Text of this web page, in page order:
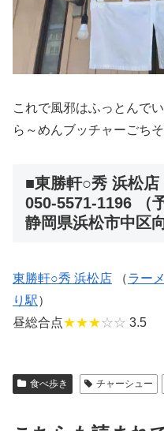
これで風邪はふっとんでい
ら～めんブッチャーごちそ
■東勝軒○秀 浜松店
050-5571-1196 （
静岡県浜松市中区
東勝軒○秀 浜松店 （ラー
り駅）
昼総合点★★★☆☆ 3.5
食べ歩き チャーシュー